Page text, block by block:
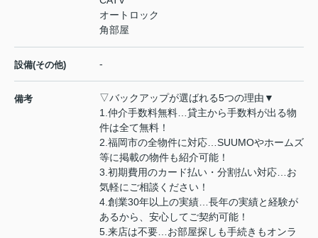
オートロック
角部屋
設備(その他) -
備考
▽バックアップが選ばれる5つの理由▼
1.仲介手数料無料…貸主から手数料が出る物
件は全て無料！
2.福岡市の全物件に対応…SUUMOやホームズ
等に掲載の物件も紹介可能！
3.初期費用のカード払い・分割払い対応…お
気軽にご相談ください！
4.創業30年以上の実績…長年の実績と経験が
あるから、安心してご契約可能！
5.来店は不要…お部屋探しも手続きもオンラ